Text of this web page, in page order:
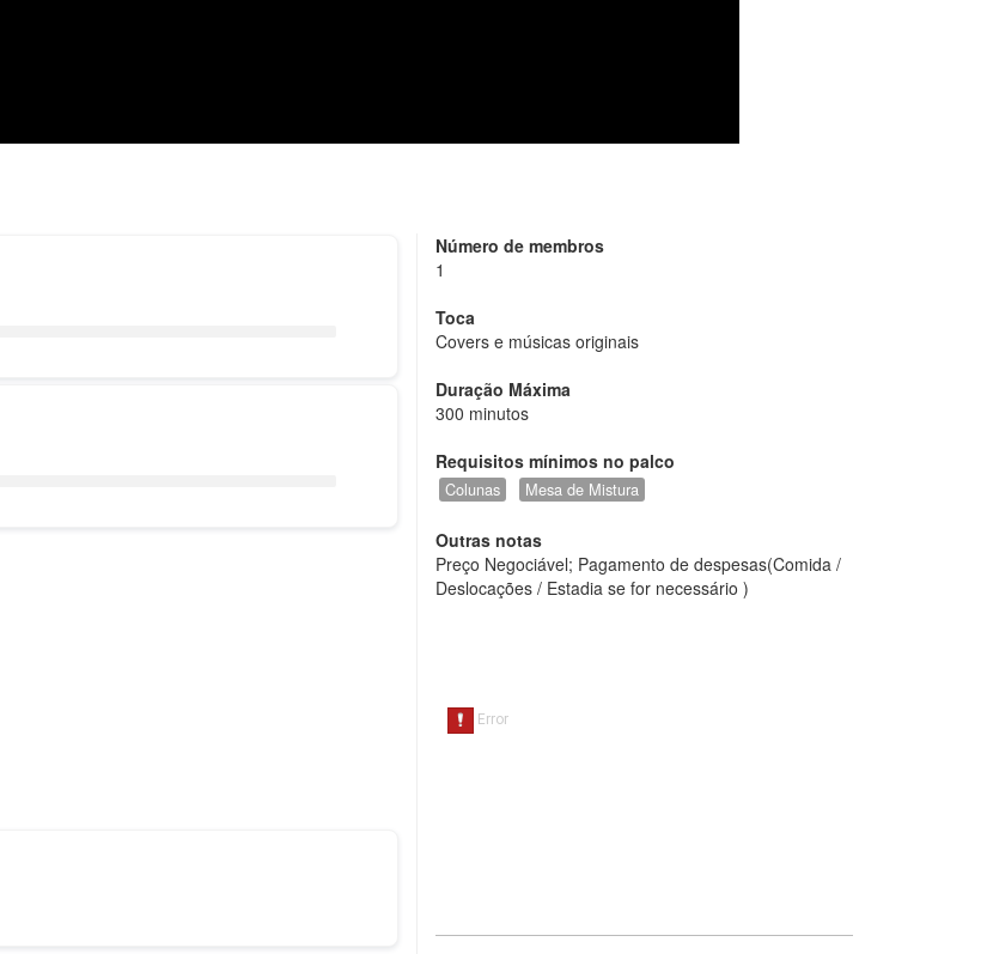
Número de membros
1
Toca
Covers e músicas originais
Duração Máxima
300 minutos
Requisitos mínimos no palco
Colunas Mesa de Mistura
Outras notas
Preço Negociável; Pagamento de despesas(Comida /
Deslocações / Estadia se for necessário )